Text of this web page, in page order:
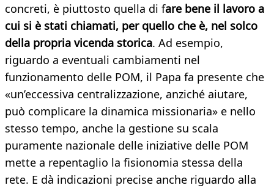
concreti, è piuttosto quella di fare bene il lavoro a
cui si è stati chiamati, per quello che è, nel solco
della propria vicenda storica. Ad esempio,
riguardo a eventuali cambiamenti nel
funzionamento delle POM, il Papa fa presente che
«un’eccessiva centralizzazione, anziché aiutare,
può complicare la dinamica missionaria» e nello
stesso tempo, anche la gestione su scala
puramente nazionale delle iniziative delle POM
mette a repentaglio la fisionomia stessa della
rete. E dà indicazioni precise anche riguardo alla